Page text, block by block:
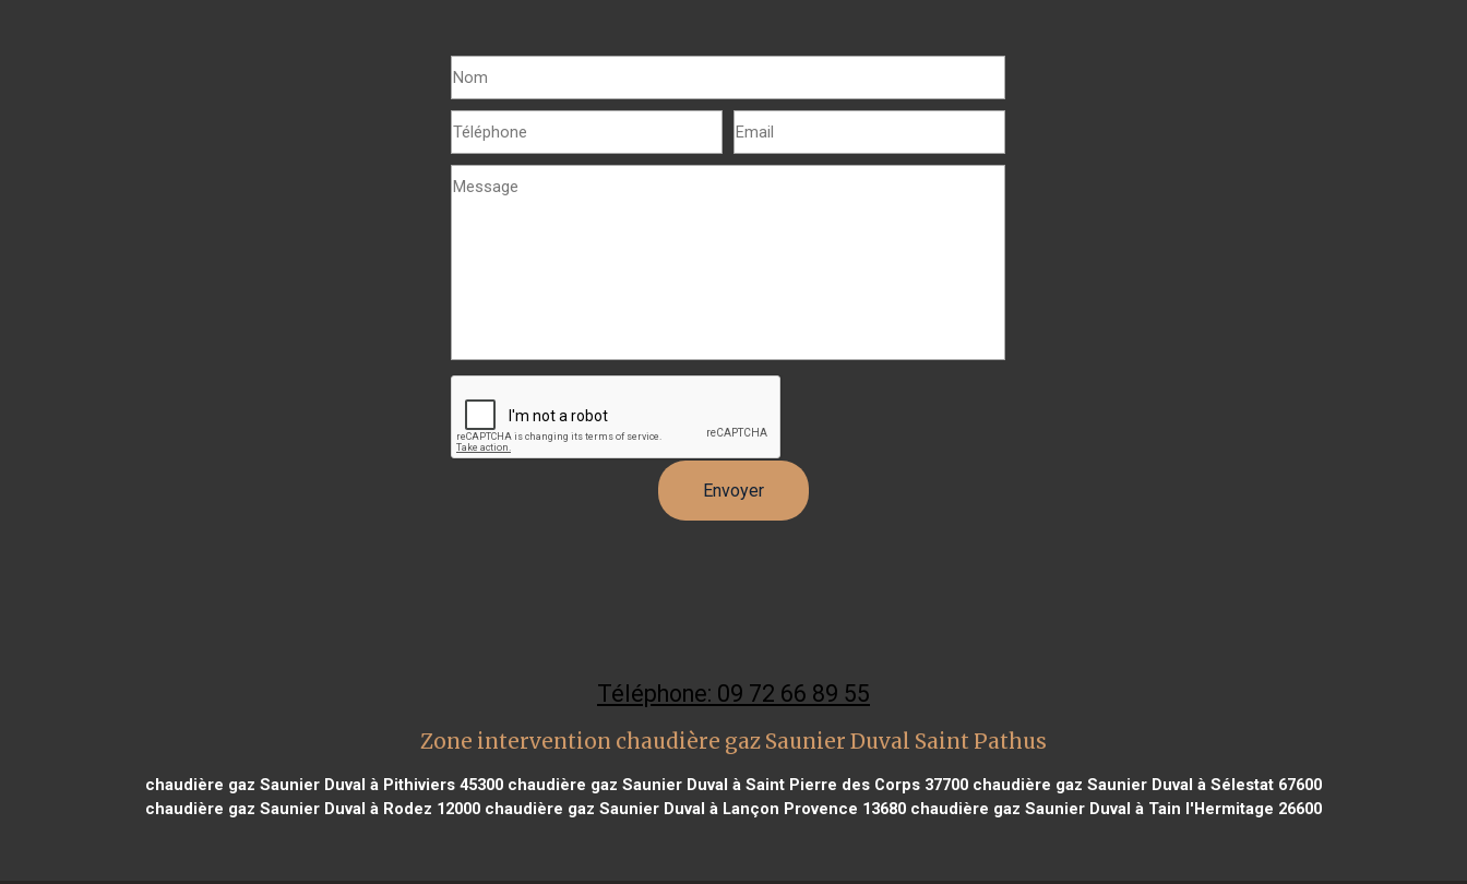
Téléphone: 09 72 66 89 55
Zone intervention chaudière gaz Saunier Duval Saint Pathus
chaudière gaz Saunier Duval à Pithiviers 45300 chaudière gaz Saunier Duval à Saint Pierre des Corps 37700 chaudière gaz Saunier Duval à Sélestat 67600
chaudière gaz Saunier Duval à Rodez 12000 chaudière gaz Saunier Duval à Lançon Provence 13680 chaudière gaz Saunier Duval à Tain l'Hermitage 26600